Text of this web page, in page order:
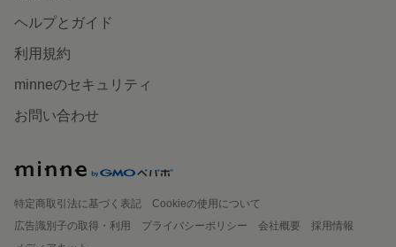
ヘルプとガイド
利用規約
minneのセキュリティ
お問い合わせ
特定商取引法に基づく表記
Cookieの使用について
広告識別子の取得・利用
プライバシーポリシー 会社概要
採用情報